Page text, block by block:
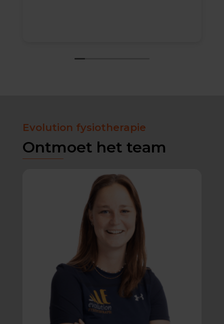
Evolution fysiotherapie
Ontmoet het team